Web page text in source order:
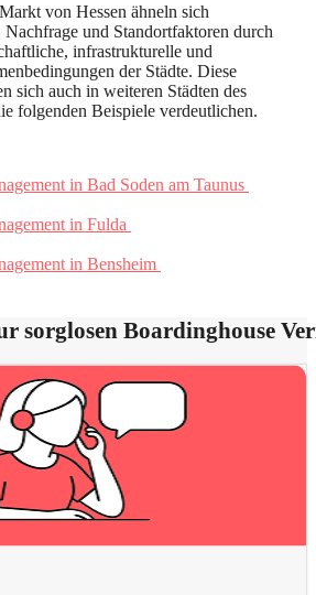
von Hessen ähneln sich
und Standortfaktoren durch
infrastrukturelle und
der Städte. Diese
sich auch in weiteren Städten des
folgenden Beispiele verdeutlichen.
in Bad Soden am Taunus
in Fulda
in Bensheim
sorglosen Boardinghouse